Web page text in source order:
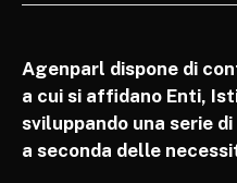
Agenparl dispone di
a cui si affidano Enti,
sviluppando una serie
a seconda delle